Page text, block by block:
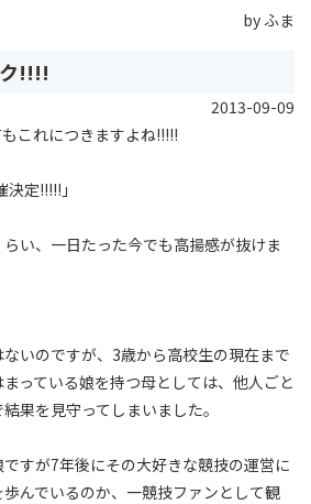
by ふま
!!!!
2013-09-09
これにつきますよね!!!!!
定!!!!!」
い、一日たった今でも高揚感が抜けま
いのですが、3歳から高校生の現在まで
っている娘を持つ母としては、他人ごと
果を見守ってしまいました。
すが7年後にその大好きな競技の運営に
んでいるのか、一競技ファンとして観